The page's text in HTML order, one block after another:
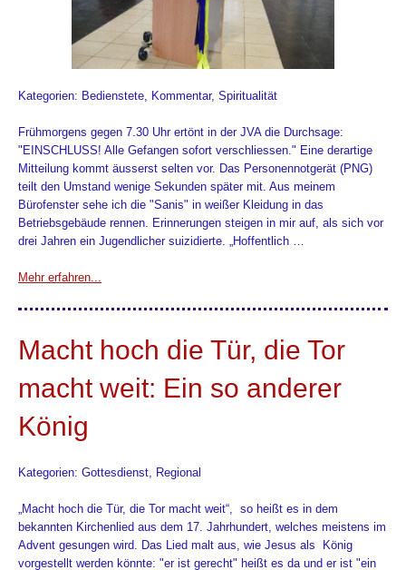
Kategorien: Bedienstete, Kommentar, Spiritualität
Frühmorgens gegen 7.30 Uhr ertönt in der JVA die Durchsage:
"EINSCHLUSS! Alle Gefangen sofort verschliessen." Eine derartige
Mitteilung kommt äusserst selten vor. Das Personennotgerät (PNG)
teilt den Umstand wenige Sekunden später mit. Aus meinem
Bürofenster sehe ich die "Sanis" in weißer Kleidung in das
Betriebsgebäude rennen. Erinnerungen steigen in mir auf, als sich vor
drei Jahren ein Jugendlicher suizidierte. „Hoffentlich …
Mehr erfahren...
Macht hoch die Tür, die Tor
macht weit: Ein so anderer
König
Kategorien: Gottesdienst, Regional
„Macht hoch die Tür, die Tor macht weit“, so heißt es in dem
bekannten Kirchenlied aus dem 17. Jahrhundert, welches meistens im
Advent gesungen wird. Das Lied malt aus, wie Jesus als König
vorgestellt werden könnte: "er ist gerecht" heißt es da und er ist "ein